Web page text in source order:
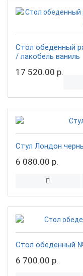
Стол обеденный
/ лакобель ваниль
17 520.00 р.
Стул Лондон
6 080.00 р.
Стол обеденный
6 700.00 р.